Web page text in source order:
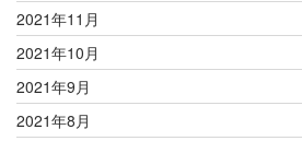
2021年11月
2021年10月
2021年9月
2021年8月